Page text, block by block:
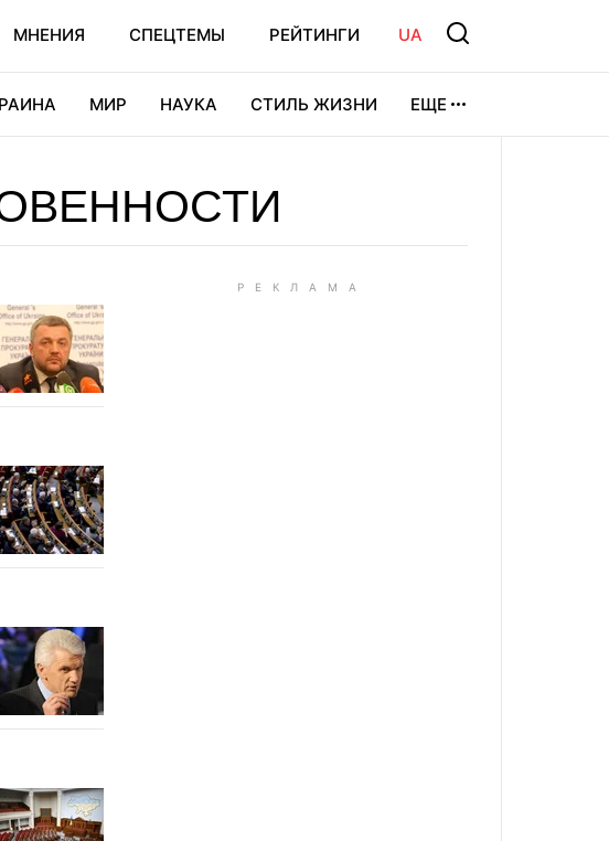
МНЕНИЯ СПЕЦТЕМЫ РЕЙТИНГИ UA
МИР НАУКА СТИЛЬ ЖИЗНИ ЕЩЕ